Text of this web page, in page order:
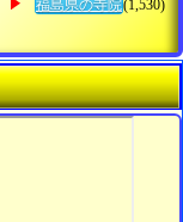
福島県の寺院(1,530)